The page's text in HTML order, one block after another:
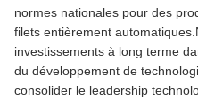
normes nationales pour des
filets entièrement
investissements à long terme
du développement de
consolider le leadership